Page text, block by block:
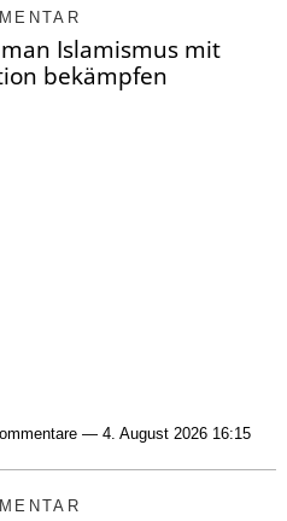
man Islamismus mit
bekämpfen
— 4. August 2026 16:15